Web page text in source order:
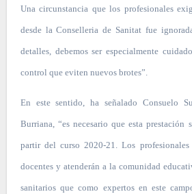
Una circunstancia que los profesionales
desde la Conselleria de Sanitat fue
detalles, debemos ser especialmente
control que eviten nuevos brotes”.
En este sentido, ha señalado Consuelo
Burriana, “es necesario que esta prestación
partir del curso 2020-21. Los
docentes y atenderán a la comunidad
sanitarios que como expertos en este